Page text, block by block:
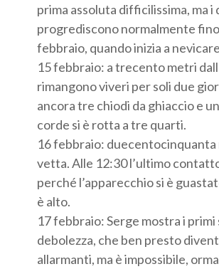
prima assoluta difficilissima, ma i
progrediscono normalmente
febbraio, quando inizia a
15 febbraio: a trecento metri
rimangono viveri per soli due
ancora tre chiodi da ghiaccio e
corde si è rotta a tre quarti.
16 febbraio: duecentocinquanta
vetta. Alle 12:30 l’ultimo
perché l’apparecchio si è
è alto.
17 febbraio: Serge mostra i primi
debolezza, che ben presto
allarmanti, ma è impossibile,